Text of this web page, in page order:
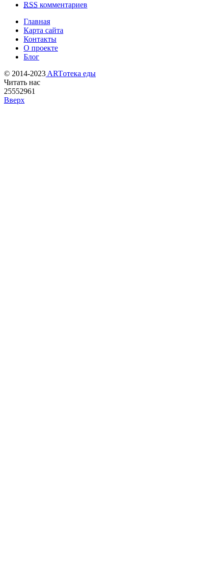
RSS комментариев
Главная
Карта сайта
Контакты
О проекте
Блог
© 2014-2023 ARTотека еды
Читать нас
25552961
Вверх